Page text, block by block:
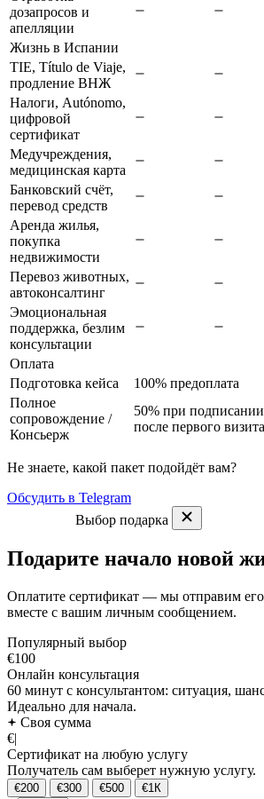
дозапросов и
апелляции
Жизнь в Испании
TIE, Título de Viaje,
продление ВНЖ
Налоги, Autónomo,
цифровой
сертификат
Медучреждения,
медицинская карта
Банковский счёт,
перевод средств
Аренда жилья,
покупка
недвижимости
Перевоз животных,
автоконсалтинг
Эмоциональная
поддержка, безлим
консультации
Оплата
Подготовка кейса
100% предоплата
Полное
сопровождение /
Консьерж
50% при
после первого
Не знаете, какой пакет подойдёт вам?
Обсудить в Telegram
Выбор подарка
Подарите начало новой
Оплатите сертификат — мы отправим его
вместе с вашим личным сообщением.
Популярный выбор
€100
Онлайн консультация
60 минут с консультантом: ситуация,
Идеально для начала.
Своя сумма
€|
Сертификат на любую услугу
Получатель сам выберет нужную услугу.
€200 €300 €500 €1К